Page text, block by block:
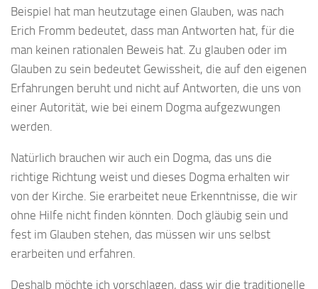
Beispiel hat man heutzutage einen Glauben, was nach
Erich Fromm bedeutet, dass man Antworten hat, für die
man keinen rationalen Beweis hat. Zu glauben oder im
Glauben zu sein bedeutet Gewissheit, die auf den eigenen
Erfahrungen beruht und nicht auf Antworten, die uns von
einer Autorität, wie bei einem Dogma aufgezwungen
werden.
Natürlich brauchen wir auch ein Dogma, das uns die
richtige Richtung weist und dieses Dogma erhalten wir
von der Kirche. Sie erarbeitet neue Erkenntnisse, die wir
ohne Hilfe nicht finden könnten. Doch gläubig sein und
fest im Glauben stehen, das müssen wir uns selbst
erarbeiten und erfahren.
Deshalb möchte ich vorschlagen, dass wir die traditionelle